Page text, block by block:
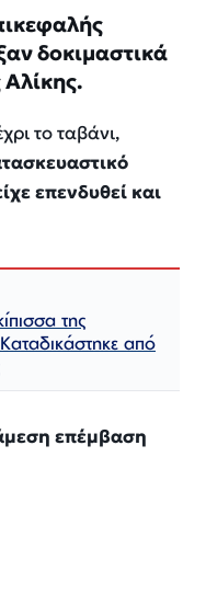
δοκιμαστικά
Αλίκης.
το ταβάνι,
επενδυθεί και
της
από
επέμβαση